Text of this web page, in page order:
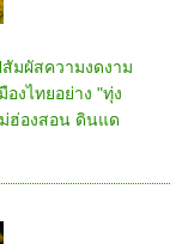
มผัสความงดงาม
งไทยอย่าง "ทุ่ง
ฮ่องสอน ดินแด